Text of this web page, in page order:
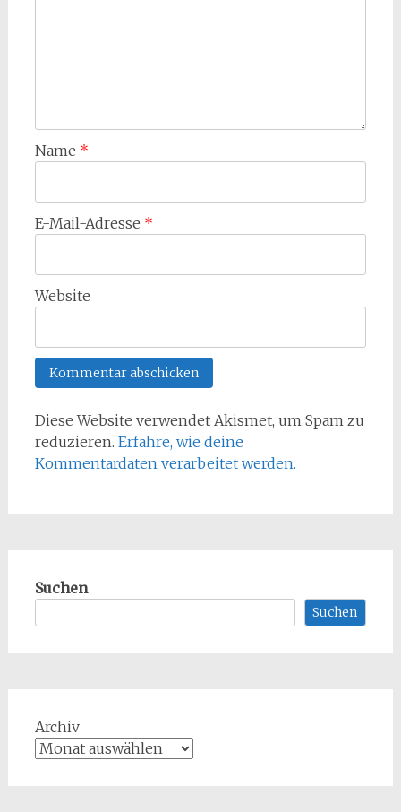
Name *
E-Mail-Adresse *
Website
Diese Website verwendet Akismet, um Spam zu
reduzieren. Erfahre, wie deine
Kommentardaten verarbeitet werden.
Suchen
Suchen
Archiv